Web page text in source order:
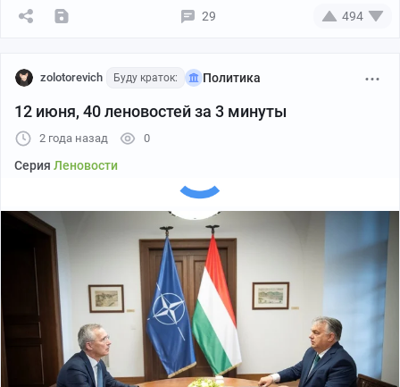
29 494
zolotorevich Буду краток: Политика
12 июня, 40 леновостей за 3 минуты
2 года назад 0
Серия Леновости